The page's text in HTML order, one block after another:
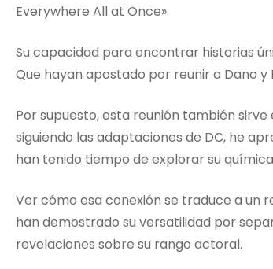
Everywhere All at Once».
Su capacidad para encontrar historias
Que hayan apostado por reunir a Dano
Por supuesto, esta reunión también
siguiendo las adaptaciones de DC, he
han tenido tiempo de explorar su
Ver cómo esa conexión se traduce a
han demostrado su versatilidad por
revelaciones sobre su rango actoral.